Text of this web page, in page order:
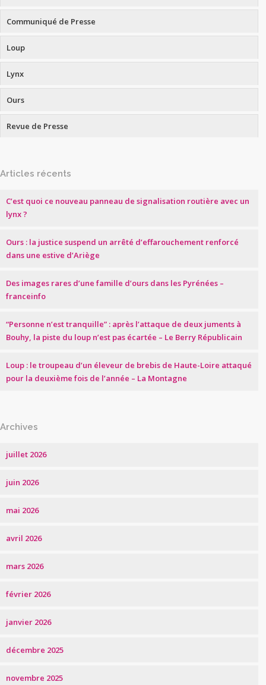
Communiqué de Presse
Loup
Lynx
Ours
Revue de Presse
Articles récents
C’est quoi ce nouveau panneau de signalisation routière avec un
lynx ?
Ours : la justice suspend un arrêté d’effarouchement renforcé
dans une estive d’Ariège
Des images rares d’une famille d’ours dans les Pyrénées –
franceinfo
“Personne n’est tranquille” : après l’attaque de deux juments à
Bouhy, la piste du loup n’est pas écartée – Le Berry Républicain
Loup : le troupeau d’un éleveur de brebis de Haute-Loire attaqué
pour la deuxième fois de l’année – La Montagne
Archives
juillet 2026
juin 2026
mai 2026
avril 2026
mars 2026
février 2026
janvier 2026
décembre 2025
novembre 2025